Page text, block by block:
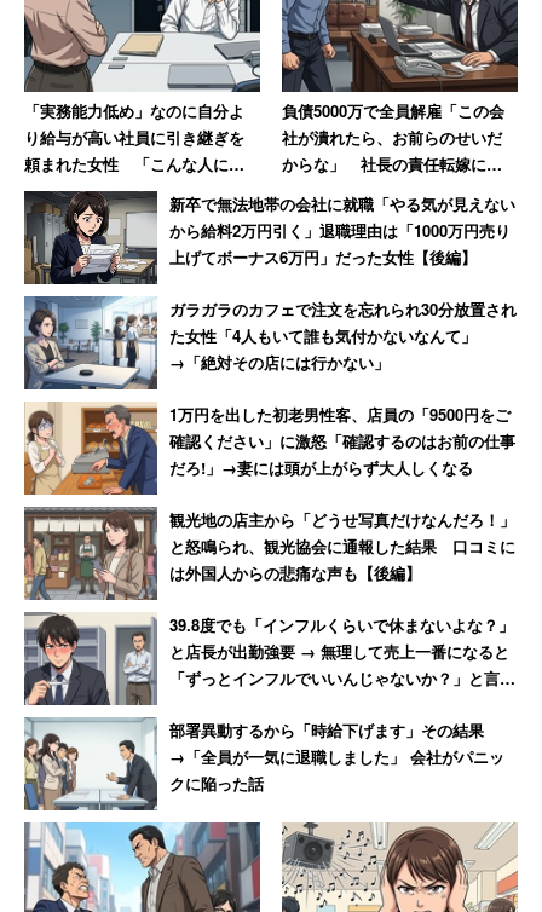
「コーリング感」とは仕事を天から与えられた使命や役割
と捉える考え方です。この考え方を持つと、使命に生き、
自分の人生を強く歩んでいくことができるようになりま
す。
その二：柔軟な思考を持つ
物事に意味をつけているのは我々自身です。例えば雨とい
うもの一つ例にとってみても、「あ～あ、今日は雨か……
憂鬱だな……」と思う人もいれば、「今日は雨か。食物を
育ててくれる惠みの雨だな！」と思う人もいるわけです。
つまり、出来事に色をつけているのは我々の捉え方なわけ
です。物事に対する柔軟な捉え方を持つことが出来れば、
人生で起こることをポジティブに捉え直し、前向きに歩む
ことが出来ます。
その三：感謝力を高める
感謝することで、「自分自身の幸福度を高めることが出来
る」「ネガティブな感情を『中和』させることができる」
といった効用があります。
では、具体的に何をしていけばいいのでしょうか？私のお
勧めは日記です。日記の中で、今日一日の中で感謝したこ
とを思い出しながら記入し、「ありがたいなあ」と言う気
「実務能力低め」なのに自分よ
り給与が高い社員に引き継ぎを
頼まれた女性 「こんな人に誰
がモノを教えるか！」とウンザ
リ
負債5000万で全員解雇「この会
社が潰れたら、お前らのせいだ
からな」 社長の責任転嫁に絶
句【前編】
新卒で無法地帯の会社に就職「やる気が見えない
から給料2万円引く」退職理由は「1000万円売り
上げてボーナス6万円」だった女性【後編】
ガラガラのカフェで注文を忘れられ30分放置され
た女性「4人もいて誰も気付かないなんて」
→「絶対その店には行かない」
1万円を出した初老男性客、店員の「9500円をご
確認ください」に激怒「確認するのはお前の仕事
だろ!」→妻には頭が上がらず大人しくなる
観光地の店主から「どうせ写真だけなんだろ！」
と怒鳴られ、観光協会に通報した結果 口コミに
は外国人からの悲痛な声も【後編】
39.8度でも「インフルくらいで休まないよな？」
と店長が出勤強要 → 無理して売上一番になると
「ずっとインフルでいいんじゃないか？」と言わ
部署異動するから「時給下げます」その結果
→「全員が一気に退職しました」 会社がパニッ
クに陥った話